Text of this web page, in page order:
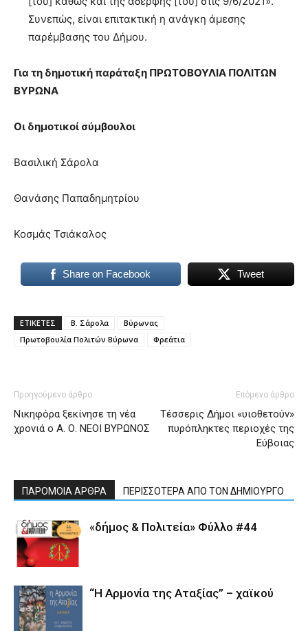
Συνεπώς, είναι επιτακτική η ανάγκη άμεσης
παρέμβασης του Δήμου.
Για τη δημοτική παράταξη ΠΡΩΤΟΒΟΥΛΙΑ ΠΟΛΙΤΩΝ
ΒΥΡΩΝΑ
Οι δημοτικοί σύμβουλοι
Βασιλική Σάρολα
Θανάσης Παπαδημητρίου
Κοσμάς Τσιάκαλος
Share on Facebook Tweet
ΕΤΙΚΕΤΕΣ Β. Σάρολα
Βύρωνας
Πρωτοβουλία Πολιτών Βύρωνα
Φρεάτια
Προηγούμενο άρθρο
Νικηφόρα ξεκίνησε τη νέα
χρονιά ο Α. Ο. ΝΕΟΙ ΒΥΡΩΝΟΣ
Επόμενο άρθρο
Τέσσερις Δήμοι «υιοθετούν»
πυρόπληκτες περιοχές της
Εύβοιας
ΠΑΡΟΜΟΙΑ ΑΡΘΡΑ ΠΕΡΙΣΣΟΤΕΡΑ ΑΠΟ ΤΟΝ ΔΗΜΙΟΥΡΓΟ
«δήμος & Πολιτεία» Φύλλο #44
“Η Αρμονία της Αταξίας” – χαϊκού